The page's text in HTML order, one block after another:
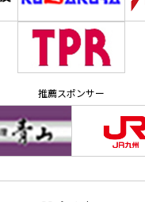
推薦スポンサー